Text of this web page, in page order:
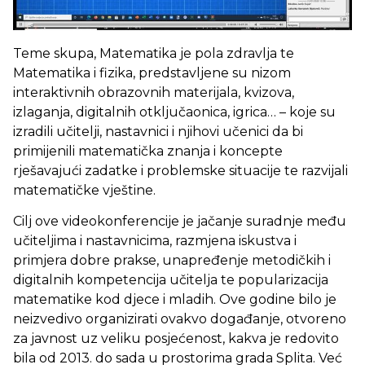
Teme skupa, Matematika je pola zdravlja te
Matematika i fizika, predstavljene su nizom
interaktivnih obrazovnih materijala, kvizova,
izlaganja, digitalnih otključaonica, igrica… – koje su
izradili učitelji, nastavnici i njihovi učenici da bi
primijenili matematička znanja i koncepte
rješavajući zadatke i problemske situacije te razvijali
matematičke vještine.
Cilj ove videokonferencije je jačanje suradnje među
učiteljima i nastavnicima, razmjena iskustva i
primjera dobre prakse, unapređenje metodičkih i
digitalnih kompetencija učitelja te popularizacija
matematike kod djece i mladih. Ove godine bilo je
neizvedivo organizirati ovakvo događanje, otvoreno
za javnost uz veliku posjećenost, kakva je redovito
bila od 2013. do sada u prostorima grada Splita. Već